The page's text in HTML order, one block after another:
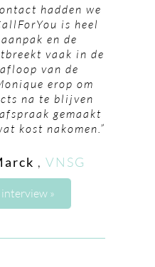
hadden we
is heel
en de
vaak in de
van de
erop om
na te blijven
gemaakt
kost nakomen.”
, VNSG
»